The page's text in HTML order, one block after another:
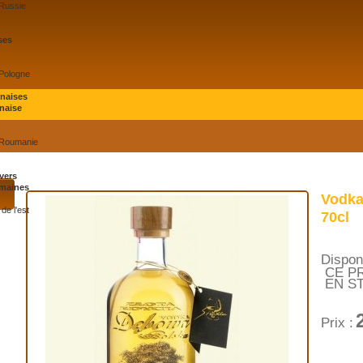
l'est
70cl
CE
EN
Prix :